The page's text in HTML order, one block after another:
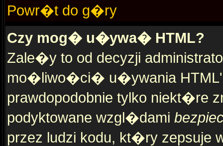
Powr�t do g�ry
Czy mog� u�ywa� HTML?
Zale�y to od decyzji
mo�liwo�ci� u�ywania
prawdopodobnie tylko
podyktowane wzgl�dami
przez ludzi kodu, kt�ry zepsuje